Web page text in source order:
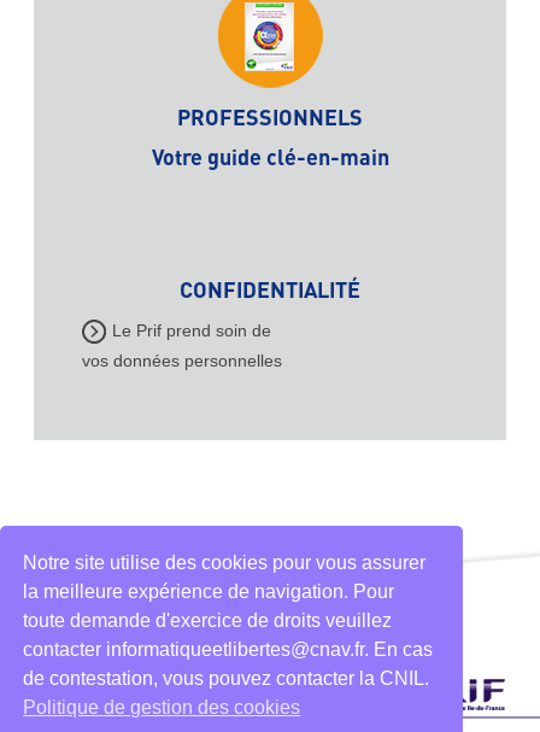
PROFESSIONNELS
Votre guide clé-en-main
CONFIDENTIALITÉ
Le Prif prend soin de
vos données personnelles
Notre site utilise des cookies pour vous assurer
la meilleure expérience de navigation. Pour
toute demande d'exercice de droits veuillez
contacter informatiqueetlibertes@cnav.fr. En cas
de contestation, vous pouvez contacter la CNIL.
Politique de gestion des cookies